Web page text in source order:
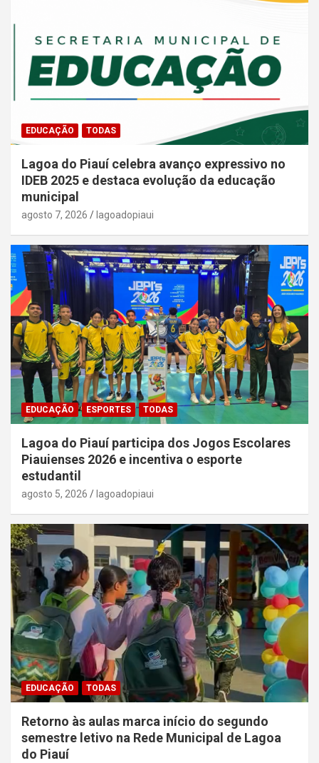
EDUCAÇÃO TODAS
Lagoa do Piauí celebra avanço expressivo no
IDEB 2025 e destaca evolução da educação
municipal
agosto 7, 2026 lagoadopiaui
EDUCAÇÃO ESPORTES TODAS
Lagoa do Piauí participa dos Jogos Escolares
Piauienses 2026 e incentiva o esporte
estudantil
agosto 5, 2026 lagoadopiaui
EDUCAÇÃO TODAS
Retorno às aulas marca início do segundo
semestre letivo na Rede Municipal de Lagoa
do Piauí